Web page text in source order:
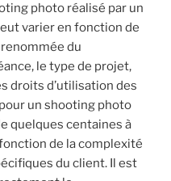
photo réalisé par un
varier en fonction de
du
le type de projet,
droits d’utilisation des
un shooting photo
quelques centaines à
de la complexité
du client. Il est